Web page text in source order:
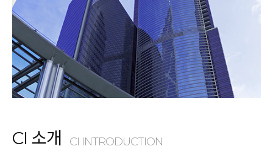
CI 소개 CI INTRODUCTION